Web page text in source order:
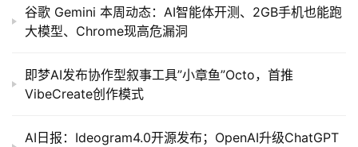
谷歌 Gemini 本周动态：AI智能体开测、2GB手机也能跑
大模型、Chrome现高危漏洞
即梦AI发布协作型叙事工具”小章鱼”Octo，首推
VibeCreate创作模式
AI日报：Ideogram4.0开源发布；OpenAI升级ChatGPT